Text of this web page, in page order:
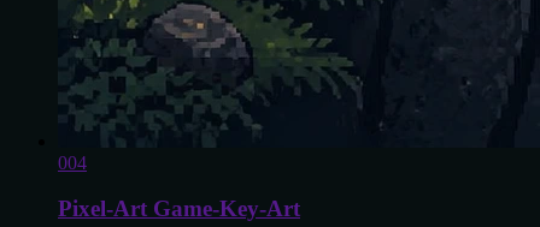
004
Pixel-Art Game-Key-Art